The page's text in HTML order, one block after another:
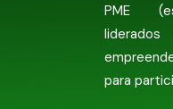
PME
para